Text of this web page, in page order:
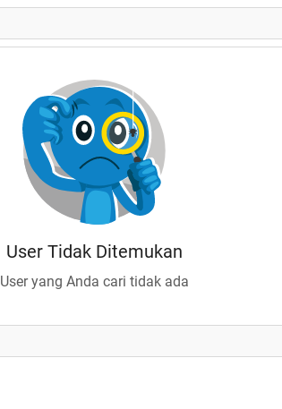
User Tidak Ditemukan
User yang Anda cari tidak ada